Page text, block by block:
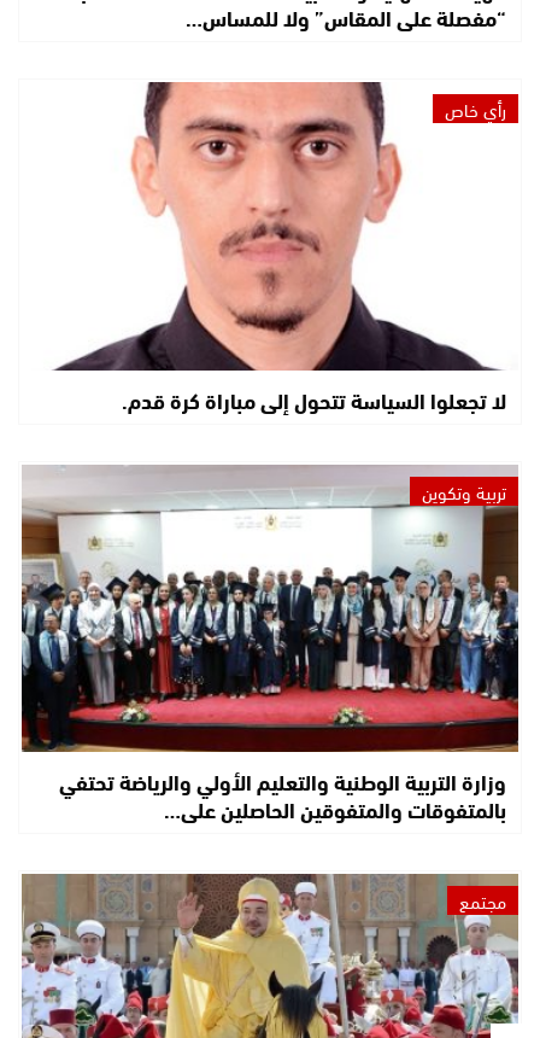
“مفصلة على المقاس” ولا للمساس…
رأي خاص
لا تجعلوا السياسة تتحول إلى مباراة كرة قدم.
تربية وتكوين
وزارة التربية الوطنية والتعليم الأولي والرياضة تحتفي
بالمتفوقات والمتفوقين الحاصلين على…
مجتمع